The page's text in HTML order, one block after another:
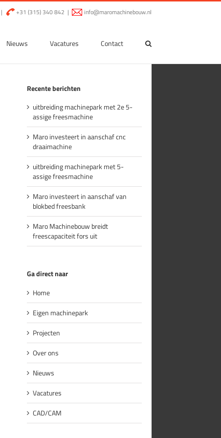
| +31 (315) 340 842 | info@maromachinebouw.nl
Nieuws Vacatures Contact
Recente berichten
uitbreiding machinepark met 2e 5-
assige freesmachine
Maro investeert in aanschaf cnc
draaimachine
uitbreiding machinepark met 5-
assige freesmachine
Maro investeert in aanschaf van
blokbed freesbank
Maro Machinebouw breidt
freescapaciteit fors uit
Ga direct naar
Home
Eigen machinepark
Projecten
Over ons
Nieuws
Vacatures
CAD/CAM